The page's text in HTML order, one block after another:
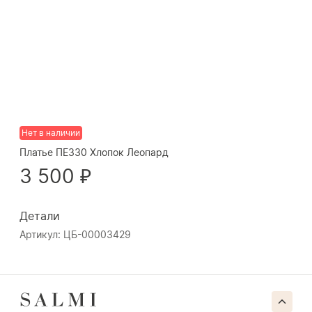
Нет в наличии
Платье ПЕ330 Хлопок Леопард
3 500 ₽
Детали
Артикул: ЦБ-00003429